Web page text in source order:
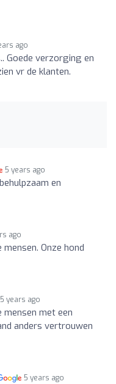
ago
Goede verzorging en
vr de klanten.
5 years ago
en
ago
mensen. Onze hond
5 years ago
mensen met een
anders vertrouwen
5 years ago